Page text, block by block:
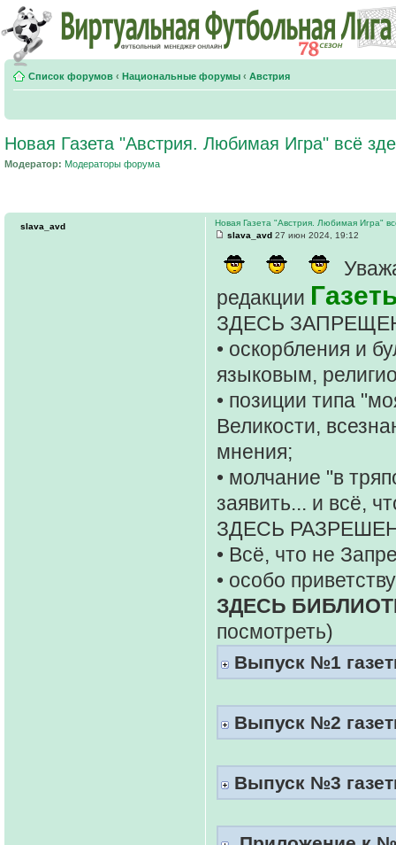
Список форумов ‹ Национальные форумы ‹ Австрия
Новая Газета "Австрия. Любимая Игра" всё
Модератор: Модераторы форума
Новая Газета "Австрия. Любимая Игра"
slava_avd 27 июн 2024, 19:12
редакции
ЗДЕСЬ
• оскорбления и
языковым,
• позиции типа
Великости,
мнения;
• молчание "в
заявить... и всё,
ЗДЕСЬ
• Всё, что не
• особо
ЗДЕСЬ
посмотреть)
Выпуск №1
Выпуск №2
Выпуск №3
slava_avd